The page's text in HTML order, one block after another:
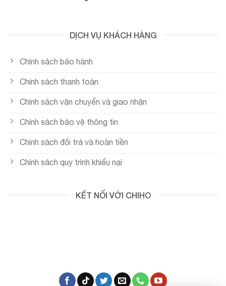
DỊCH VỤ KHÁCH HÀNG
Chính sách bảo hành
Chính sách thanh toán
Chính sách vận chuyển và giao nhận
Chính sách bảo vệ thông tin
Chính sách đổi trả và hoàn tiền
Chính sách quy trình khiếu nại
KẾT NỐI VỚI CHIHO